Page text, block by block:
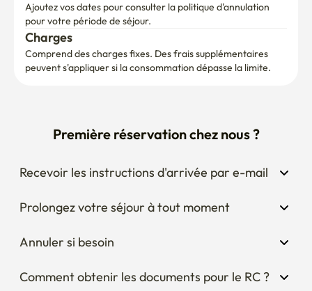
Ajoutez vos dates pour consulter la politique d'annulation
pour votre période de séjour.
Charges
Comprend des charges fixes. Des frais supplémentaires
peuvent s'appliquer si la consommation dépasse la limite.
Première réservation chez nous ?
Recevoir les instructions d'arrivée par e-mail
Prolongez votre séjour à tout moment
Annuler si besoin
Comment obtenir les documents pour le RC ?